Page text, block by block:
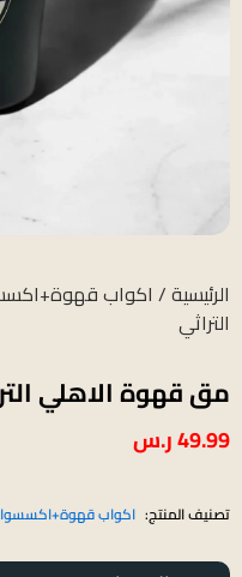
الرئيسية/اكواب
التراثي
مق قهوة الاهلي
49.99ر.س
تصنيف المنتج: اكواب